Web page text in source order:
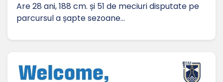
Are 28 ani, 188 cm. și 51 de meciuri disputate pe
parcursul a șapte sezoane…